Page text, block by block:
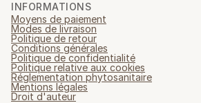
INFORMATIONS
Moyens de paiement
Modes de livraison
Politique de retour
Conditions générales
Politique de confidentialité
Politique relative aux cookies
Réglementation phytosanitaire
Mentions légales
Droit d'auteur